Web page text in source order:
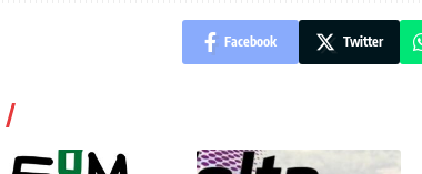
Facebook Twitter